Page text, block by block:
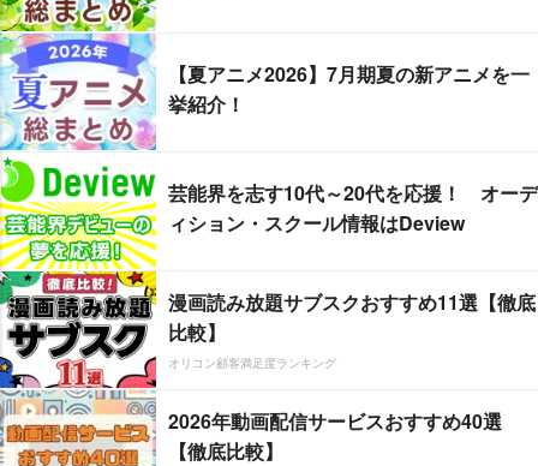
【夏アニメ2026】7月期夏の新アニメを一
挙紹介！
芸能界を志す10代～20代を応援！ オーデ
ィション・スクール情報はDeview
漫画読み放題サブスクおすすめ11選【徹底
比較】
オリコン顧客満足度ランキング
2026年動画配信サービスおすすめ40選
【徹底比較】